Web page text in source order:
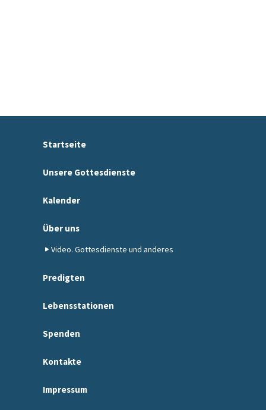
Startseite
Unsere Gottesdienste
Kalender
Über uns
Video. Gottesdienste und anderes
Predigten
Lebensstationen
Spenden
Kontakte
Impressum